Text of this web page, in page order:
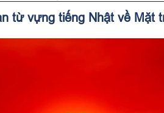
từ vựng tiếng Nhật về Mặt